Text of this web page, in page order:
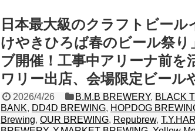
日本最大級のクラフトビール
けやきひろば春のビール祭り
ブ開催！工事中アリーナ前
ワリー出店、会場限定ビール
2026/4/26 B.M.B BREWERY, BLACK
BANK, DD4D BREWING, HOPDOG
Brewing, OUR BREWING, Repubrew,